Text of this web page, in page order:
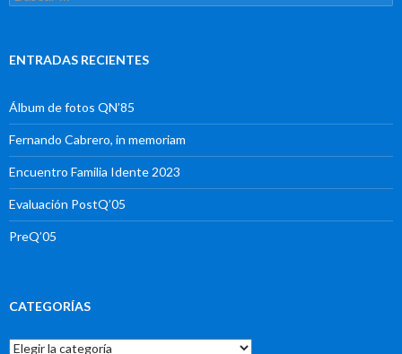
ENTRADAS RECIENTES
Álbum de fotos QN’85
Fernando Cabrero, in memoriam
Encuentro Familia Idente 2023
Evaluación PostQ’05
PreQ’05
CATEGORÍAS
Categorías